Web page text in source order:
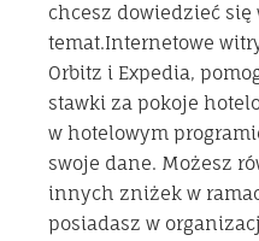
chcesz dowiedzieć się
temat.Internetowe
Orbitz i Expedia,
stawki za pokoje
w hotelowym
swoje dane. Możesz
innych zniżek w
posiadasz w